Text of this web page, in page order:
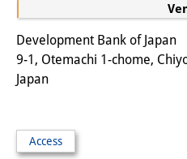
Development Bank of Japan
9-1, Otemachi 1-chome,
Japan
Access